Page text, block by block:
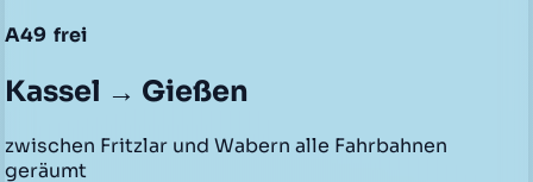
A49 frei
Kassel → Gießen
zwischen Fritzlar und Wabern alle Fahrbahnen
geräumt